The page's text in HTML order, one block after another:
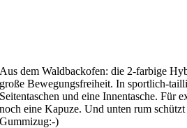
Aus dem Waldbackofen: die 2-farbige
große Bewegungsfreiheit. In sportlich-
Seitentaschen und eine Innentasche. Für
noch eine Kapuze. Und unten rum
Gummizug:-)